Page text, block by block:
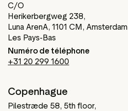
C/O
Herikerbergweg 238,
Luna ArenA, 1101 CM, Amsterdam
Les Pays-Bas
Numéro de téléphone
+31 20 299 1600
Copenhague
Pilestræde 58, 5th floor,